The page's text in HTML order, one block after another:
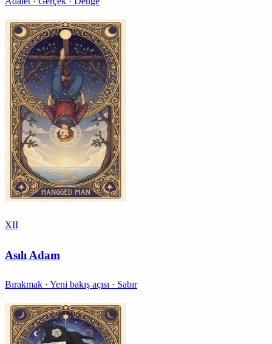
XII
Asılı Adam
Bırakmak · Yeni bakış açısı · Sabır